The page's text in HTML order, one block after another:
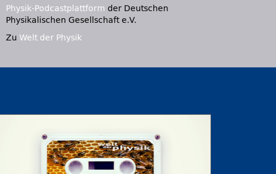
Physik-Podcastplattform der Deutschen
Physikalischen Gesellschaft e.V.
Zu Welt der Physik